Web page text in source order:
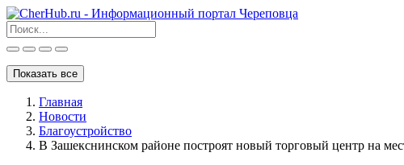
Показать все
Главная
Новости
Благоустройство
В Зашекснинском районе построят новый торговый центр на